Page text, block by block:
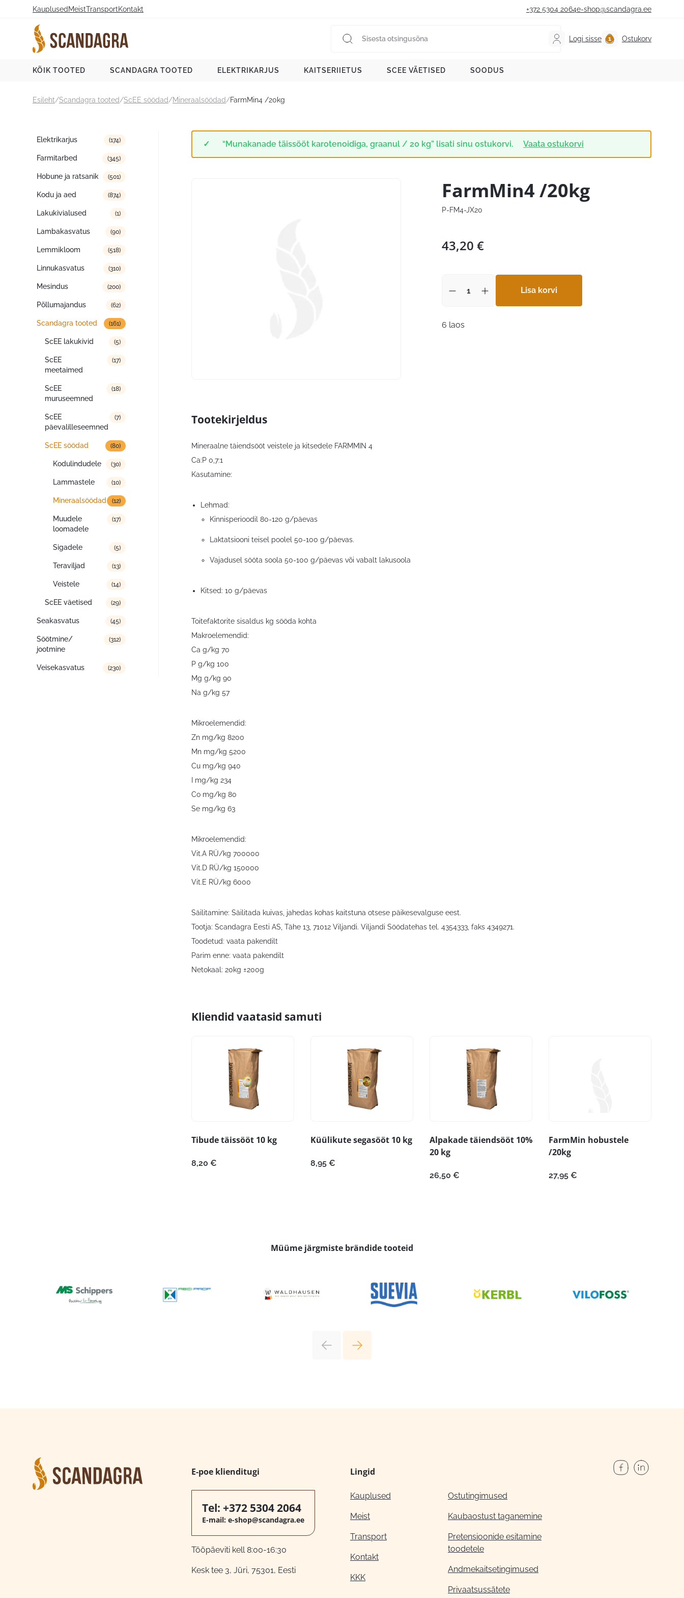
Kauplused MeistTransportKontakt +372 5304 2064e-shop@scandagra.ee
Logi sisse Ostukorv
KÕIK TOOTED SCANDAGRA TOOTED ELEKTRIKARJUS KAITSERIIETUS SCEE VÄETISED SOODUS
Esileht/Scandagra tooted/ScEE söödad/Mineraalsöödad/FarmMin4 /20kg
Tootekategooriad
Elektrikarjus (174)
Farmitarbed (345)
Hobune ja ratsanik (501)
Kodu ja aed (874)
Lakukivialused (1)
Lambakasvatus (90)
Lemmikloom (518)
Linnukasvatus (310)
Mesindus (200)
Põllumajandus (62)
Scandagra tooted (161)
ScEE lakukivid (5)
ScEE
meetaimed
(17)
ScEE
muruseemned
(18)
ScEE
päevalilleseemned
(7)
ScEE söödad (80)
Kodulindudele (30)
Lammastele (10)
Mineraalsöödad (12)
Muudele
loomadele
(17)
Sigadele (5)
Teraviljad (13)
Veistele (14)
ScEE väetised (29)
Seakasvatus (45)
Söötmine/
jootmine
(312)
Veisekasvatus (230)
“Munakanade täissööt karotenoidiga, graanul / 20 kg” lisati sinu ostukorvi. Vaata ostukorvi
FarmMin4 /20kg
P-FM4-JX20
43,20 €
Lisa korvi
6 laos
Tootekirjeldus
Mineraalne täiendsööt veistele ja kitsedele FARMMIN 4
Ca:P 0,7:1
Kasutamine:
Lehmad:
Kinnisperioodil 80-120 g/päevas
Laktatsiooni teisel poolel 50-100 g/päevas.
Vajadusel sööta soola 50-100 g/päevas või vabalt lakusoola
Kitsed: 10 g/päevas
Toitefaktorite sisaldus kg sööda kohta
Makroelemendid:
Ca g/kg 70
P g/kg 100
Mg g/kg 90
Na g/kg 57
Mikroelemendid:
Zn mg/kg 8200
Mn mg/kg 5200
Cu mg/kg 940
I mg/kg 234
Co mg/kg 80
Se mg/kg 63
Mikroelemendid:
Vit.A RÜ/kg 700000
Vit.D RÜ/kg 150000
Vit.E RÜ/kg 6000
Säilitamine: Säilitada kuivas, jahedas kohas kaitstuna otsese päikesevalguse eest.
Tootja: Scandagra Eesti AS, Tähe 13, 71012 Viljandi. Viljandi Söödatehas tel. 4354333, faks 4349271.
Toodetud: vaata pakendilt
Parim enne: vaata pakendilt
Netokaal: 20kg ±200g
Kliendid vaatasid samuti
Tibude täissööt 10 kg
8,20 €
Küülikute segasööt 10 kg
8,95 €
Alpakade täiendsööt 10%
20 kg
26,50 €
FarmMin hobustele
/20kg
27,95 €
Müüme järgmiste brändide tooteid
E-poe klienditugi
Tel: +372 5304 2064
E-mail: e-shop@scandagra.ee
Tööpäeviti kell 8:00-16:30
Kesk tee 3, Jüri, 75301, Eesti
Lingid
Kauplused
Meist
Transport
Kontakt
KKK
Ostutingimused
Kaubaostust taganemine
Pretensioonide esitamine
toodetele
Andmekaitsetingimused
Privaatsussätete